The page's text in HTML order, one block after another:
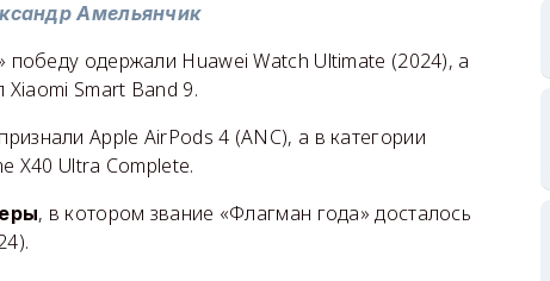
Амельянчик
победу одержали Huawei Watch Ultimate (2024), а
Xiaomi Smart Band 9.
признали Apple AirPods 4 (ANC), а в категории
X40 Ultra Complete.
, в котором звание «Флагман года» досталось